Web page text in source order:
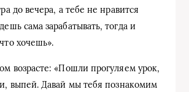
до вечера, а тебе не нравится
сама зарабатывать, тогда и
хочешь».
возрасте: «Пошли прогуляем урок,
выпей. Давай мы тебя познакомим